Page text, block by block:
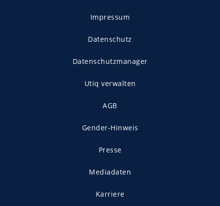
Impressum
Datenschutz
Datenschutzmanager
Utiq verwalten
AGB
Gender-Hinweis
Presse
Mediadaten
Karriere